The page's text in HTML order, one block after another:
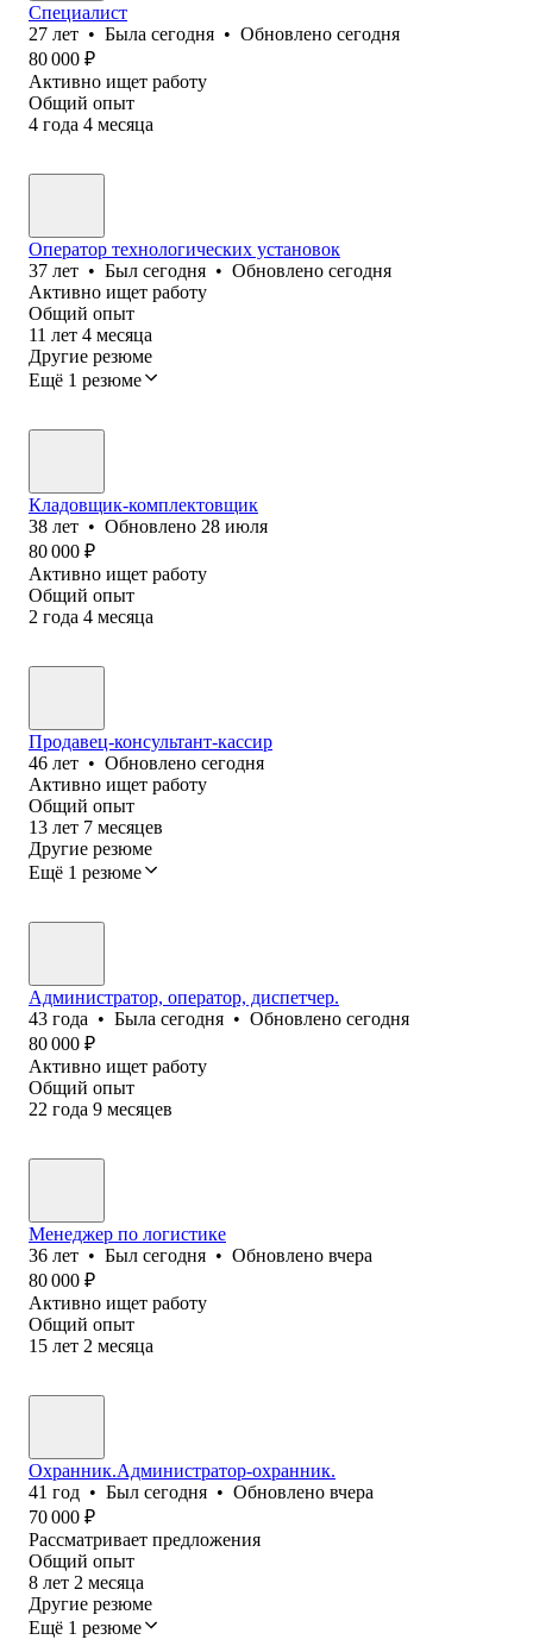
Специалист
27 лет • Была сегодня • Обновлено сегодня
80 000 ₽
Активно ищет работу
Общий опыт
4 года 4 месяца
Оператор технологических установок
37 лет • Был сегодня • Обновлено сегодня
Активно ищет работу
Общий опыт
11 лет 4 месяца
Другие резюме
Ещё 1 резюме
Кладовщик-комплектовщик
38 лет • Обновлено 28 июля
80 000 ₽
Активно ищет работу
Общий опыт
2 года 4 месяца
Продавец-консультант-кассир
46 лет • Обновлено сегодня
Активно ищет работу
Общий опыт
13 лет 7 месяцев
Другие резюме
Ещё 1 резюме
Администратор, оператор, диспетчер.
43 года • Была сегодня • Обновлено сегодня
80 000 ₽
Активно ищет работу
Общий опыт
22 года 9 месяцев
Менеджер по логистике
36 лет • Был сегодня • Обновлено вчера
80 000 ₽
Активно ищет работу
Общий опыт
15 лет 2 месяца
Охранник.Администратор-охранник.
41 год • Был сегодня • Обновлено вчера
70 000 ₽
Рассматривает предложения
Общий опыт
8 лет 2 месяца
Другие резюме
Ещё 1 резюме